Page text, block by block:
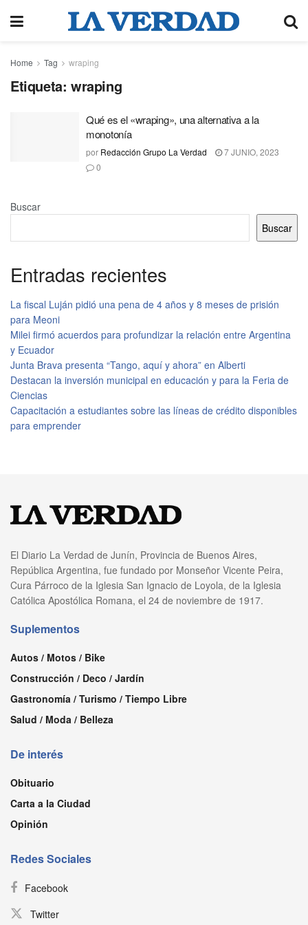
Home Tag wraping
Etiqueta: wraping
Qué es el «wraping», una alternativa a la
monotonía
por Redacción Grupo La Verdad
7 JUNIO, 2023
0
Buscar
Buscar
Entradas recientes
La fiscal Luján pidió una pena de 4 años y 8 meses de prisión
para Meoni
Milei firmó acuerdos para profundizar la relación entre Argentina
y Ecuador
Junta Brava presenta “Tango, aquí y ahora” en Alberti
Destacan la inversión municipal en educación y para la Feria de
Ciencias
Capacitación a estudiantes sobre las líneas de crédito disponibles
para emprender
El Diario La Verdad de Junín, Provincia de Buenos Aires,
República Argentina, fue fundado por Monseñor Vicente Peira,
Cura Párroco de la Iglesia San Ignacio de Loyola, de la Iglesia
Católica Apostólica Romana, el 24 de noviembre de 1917.
Suplementos
Autos / Motos / Bike
Construcción / Deco / Jardín
Gastronomía / Turismo / Tiempo Libre
Salud / Moda / Belleza
De interés
Obituario
Carta a la Ciudad
Opinión
Redes Sociales
Facebook
Twitter